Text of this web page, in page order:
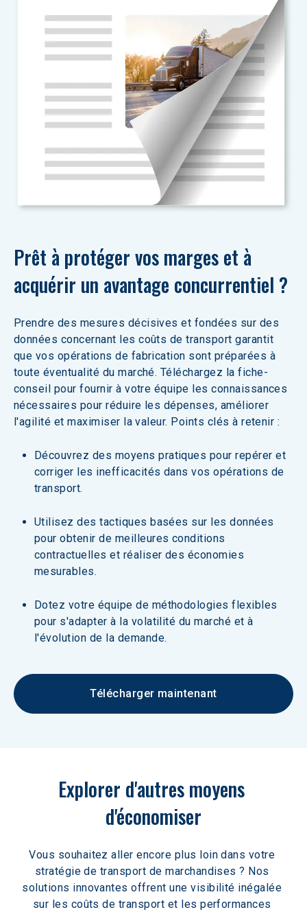
Prêt à protéger vos marges et à
acquérir un avantage concurrentiel ?
Prendre des mesures décisives et fondées sur des
données concernant les coûts de transport garantit
que vos opérations de fabrication sont préparées à
toute éventualité du marché. Téléchargez la fiche-
conseil pour fournir à votre équipe les connaissances
nécessaires pour réduire les dépenses, améliorer
l'agilité et maximiser la valeur. Points clés à retenir :
Découvrez des moyens pratiques pour repérer et
corriger les inefficacités dans vos opérations de
transport.
Utilisez des tactiques basées sur les données
pour obtenir de meilleures conditions
contractuelles et réaliser des économies
mesurables.
Dotez votre équipe de méthodologies flexibles
pour s'adapter à la volatilité du marché et à
l'évolution de la demande.
Télécharger maintenant
Explorer d'autres moyens
d'économiser
Vous souhaitez aller encore plus loin dans votre
stratégie de transport de marchandises ? Nos
solutions innovantes offrent une visibilité inégalée
sur les coûts de transport et les performances